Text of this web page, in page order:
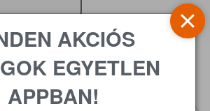
Ár
AKCIÓS
EGYETLEN
APPBAN!